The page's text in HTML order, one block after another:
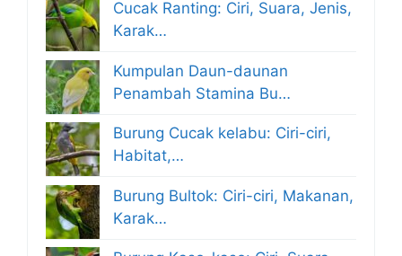
Cucak Ranting: Ciri, Suara, Jenis,
Karak…
Kumpulan Daun-daunan
Penambah Stamina Bu…
Burung Cucak kelabu: Ciri-ciri,
Habitat,…
Burung Bultok: Ciri-ciri, Makanan,
Karak…